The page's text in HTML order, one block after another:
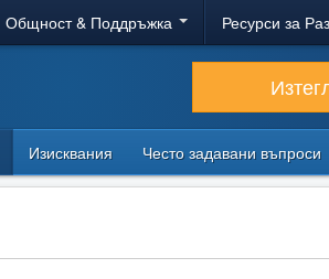
Общност & Поддръжка Ресурси за
Изисквания Често задавани въпроси